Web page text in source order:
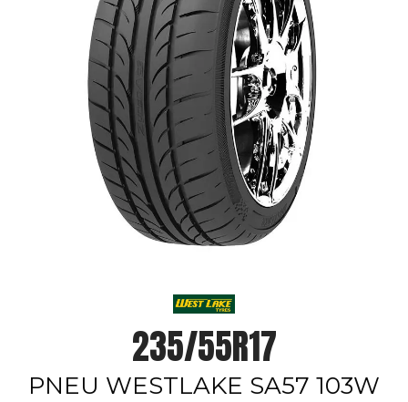
235/55R17
PNEU WESTLAKE SA57 103W